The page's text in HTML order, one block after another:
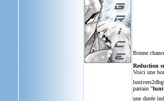
Bonne
Reduction
Voici une
parrain "
une durée